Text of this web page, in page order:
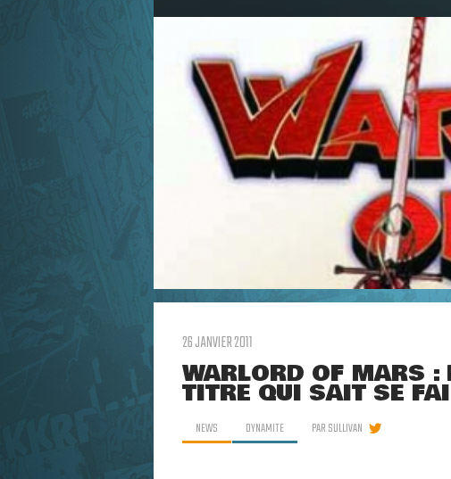
26 JANVIER 2011
WARLORD OF MARS :
TITRE QUI SAIT SE
NEWS DYNAMITE PARSULLIVAN